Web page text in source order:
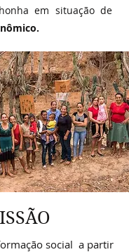
em situação de
social a partir